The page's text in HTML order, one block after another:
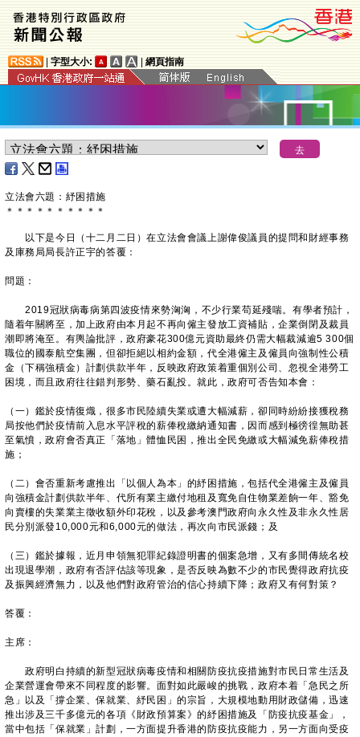
字型大小: 網頁指南
立法會六題：紓困措施
＊ ＊ ＊ ＊ ＊ ＊ ＊ ＊ ＊ ＊
以下是今日（十二月二日）在立法會會議上謝偉俊議員的提問和財經事務
及庫務局局長許正宇的答覆：
問題：
2019冠狀病毒病第四波疫情來勢洶洶，不少行業苟延殘喘。有學者預計，
隨着年關將至，加上政府由本月起不再向僱主發放工資補貼，企業倒閉及裁員
潮即將淹至。有輿論批評，政府豪花300億元資助最終仍需大幅裁減逾5 300個
職位的國泰航空集團，但卻拒絕以相約金額，代全港僱主及僱員向強制性公積
金（下稱強積金）計劃供款半年，反映政府政策着重個別公司、忽視全港勞工
困境，而且政府往往錯判形勢、藥石亂投。就此，政府可否告知本會：
（一）鑑於疫情復熾，很多市民陸續失業或遭大幅減薪，卻同時紛紛接獲稅務
局按他們於疫情前入息水平評稅的薪俸稅繳納通知書，因而感到極徬徨無助甚
至氣憤，政府會否真正「落地」體恤民困，推出全民免繳或大幅減免薪俸稅措
施；
（二）會否重新考慮推出「以個人為本」的紓困措施，包括代全港僱主及僱員
向強積金計劃供款半年、代所有業主繳付地租及寬免自住物業差餉一年、豁免
向賣樓的失業業主徵收額外印花稅，以及參考澳門政府向永久性及非永久性居
民分別派發10,000元和6,000元的做法，再次向市民派錢；及
（三）鑑於據報，近月申領無犯罪紀錄證明書的個案急增，又有多間傳統名校
出現退學潮，政府有否評估該等現象，是否反映為數不少的市民覺得政府抗疫
及振興經濟無力，以及他們對政府管治的信心持續下降；政府又有何對策？
答覆：
主席：
政府明白持續的新型冠狀病毒疫情和相關防疫抗疫措施對市民日常生活及
企業營運會帶來不同程度的影響。面對如此嚴峻的挑戰，政府本着「急民之所
急」以及「撐企業、保就業、紓民困」的宗旨，大規模地動用財政儲備，迅速
推出涉及三千多億元的各項《財政預算案》的紓困措施及「防疫抗疫基金」，
當中包括「保就業」計劃，一方面提升香港的防疫抗疫能力，另一方面向受疫